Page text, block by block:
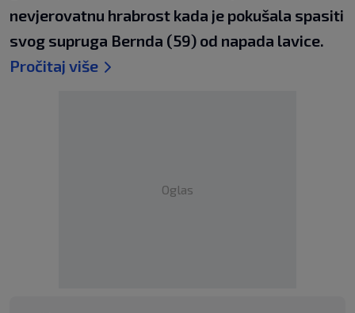
nevjerovatnu hrabrost kada je pokušala spasiti
svog supruga Bernda (59) od napada lavice.
Pročitaj više
Oglas